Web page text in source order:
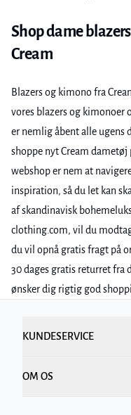
Shop dame
Cream
Blazers og kimono fra
vores blazers og kimonoer
er nemlig åbent alle ugens
shoppe nyt Cream dametøj
webshop er nem at
inspiration, så du let kan
af skandinavisk
clothing.com, vil du
du vil opnå gratis fragt på
30 dages gratis returret fra
ønsker dig rigtig god
KUNDESERVICE
OM OS